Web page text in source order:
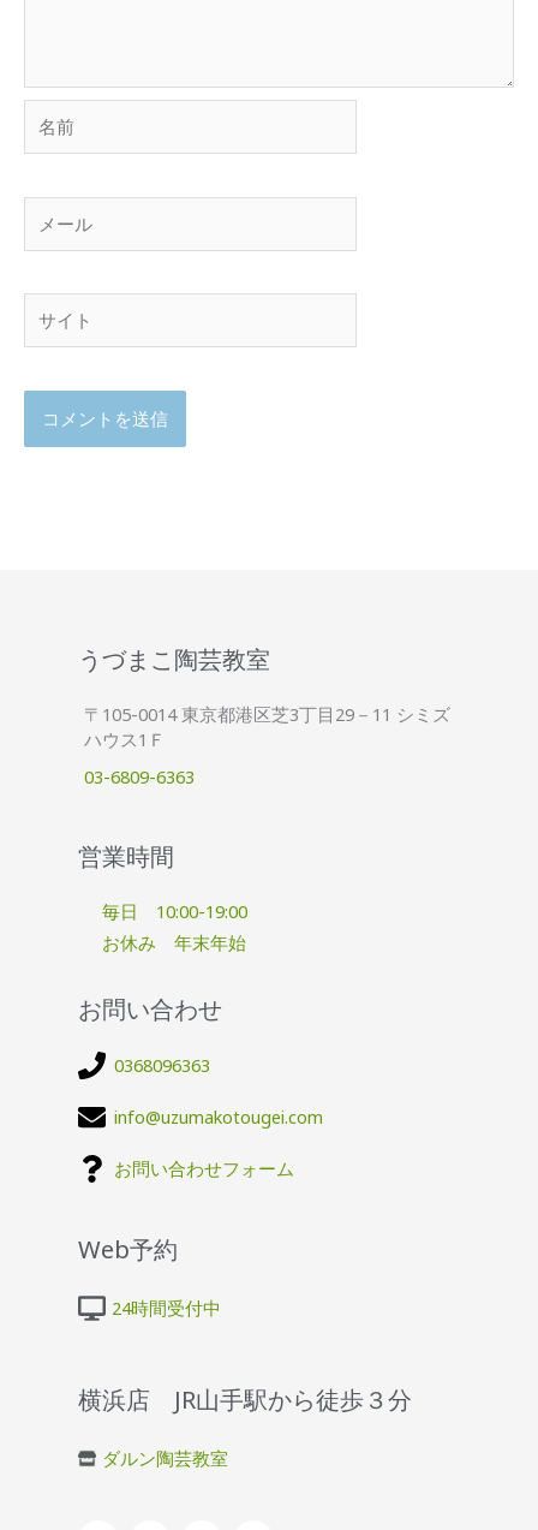
前
ー
ル
ト
うづまこ陶芸教室
〒105-0014 東京都港区芝3丁目29－11 シミズ
ハウス1Ｆ
03-6809-6363
営業時間
毎日 10:00-19:00
お休み 年末年始
お問い合わせ
0368096363
info@uzumakotougei.com
お問い合わせフォーム
Web予約
24時間受付中
横浜店 JR山手駅から徒歩３分
ダルン陶芸教室